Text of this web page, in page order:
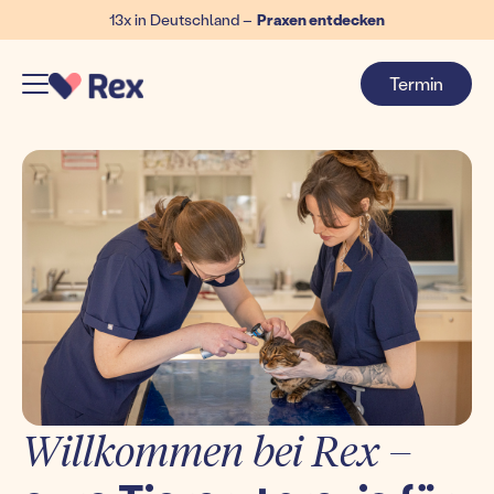
13x in Deutschland – Praxen entdecken
Termin
Willkommen bei Rex –